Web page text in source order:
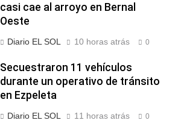
casi cae al arroyo en Bernal
Oeste
Diario EL SOL 10 horas atrás 0
Secuestraron 11 vehículos
durante un operativo de tránsito
en Ezpeleta
Diario EL SOL 11 horas atrás 0